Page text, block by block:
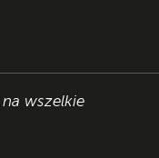
wszelkie